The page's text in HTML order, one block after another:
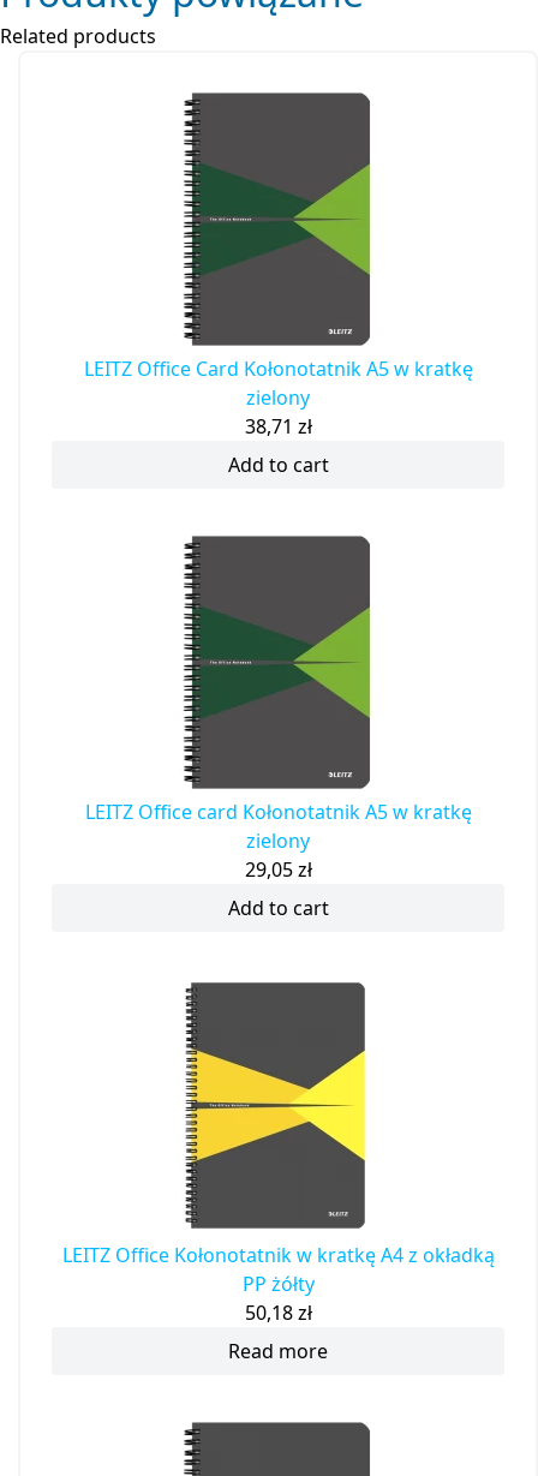
Related products
LEITZ Office Card Kołonotatnik A5 w kratkę
zielony
38,71 zł
Add to cart
LEITZ Office card Kołonotatnik A5 w kratkę
zielony
29,05zł
Add to cart
LEITZ Office Kołonotatnik w kratkę A4 z okładką
PP żółty
50,18zł
Read more